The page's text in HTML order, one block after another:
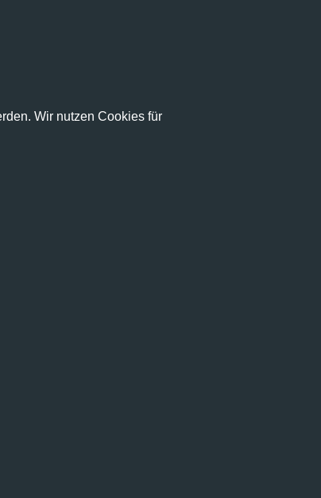
Wir nutzen Cookies für